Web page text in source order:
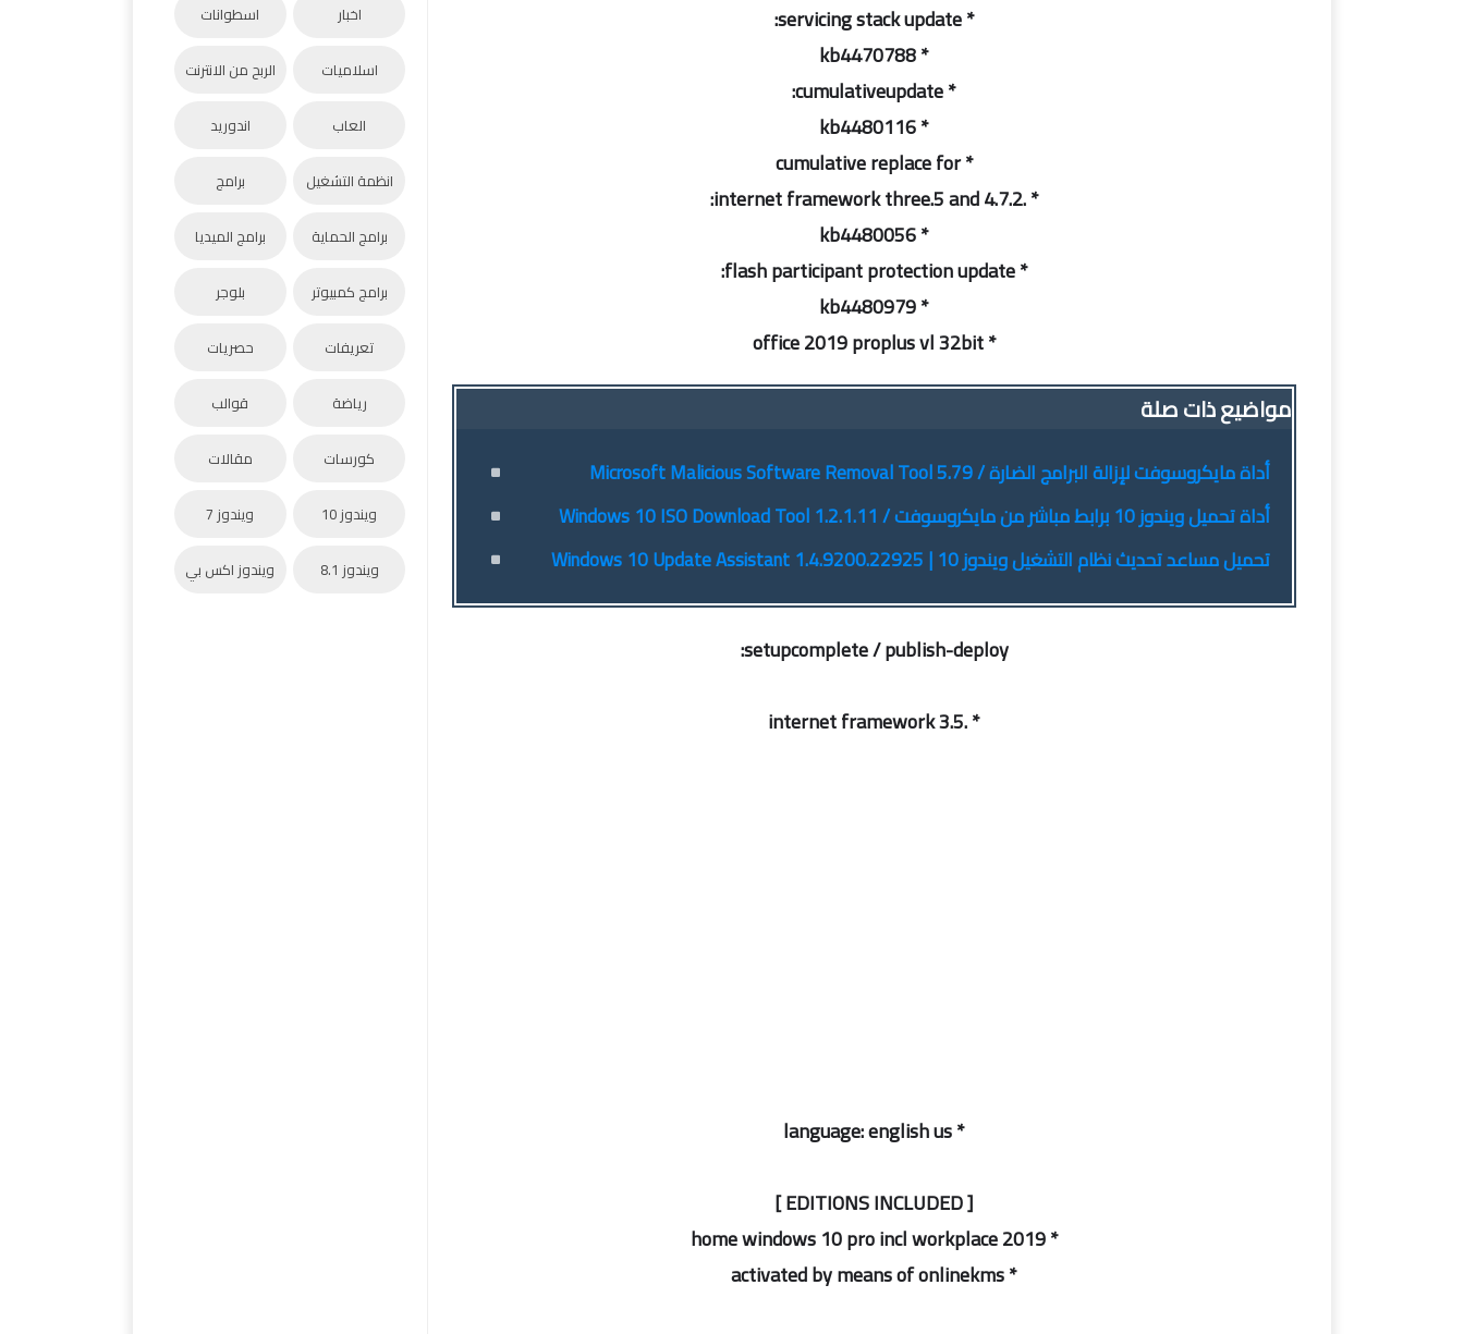
* servicing stack update:
* kb4470788
* cumulativeupdate:
* kb4480116
* cumulative replace for
* .internet framework three.5 and 4.7.2:
* kb4480056
* flash participant protection update:
* kb4480979
* office 2019 proplus vl 32bit
مواضيع ذات صلة
أداة مايكروسوفت لإزالة البرامج الضارة / Microsoft Malicious Software Removal Tool 5.79
أداة تحميل ويندوز 10 برابط مباشر من مايكروسوفت / Windows 10 ISO Download Tool 1.2.1.11
تحميل مساعد تحديث نظام التشغيل ويندوز 10 | Windows 10 Update Assistant 1.4.9200.22925
setupcomplete / publish-deploy:
* .internet framework 3.5
* language: english us
[ EDITIONS INCLUDED ]
* home windows 10 pro incl workplace 2019
* activated by means of onlinekms
اخبار اسطوانات
اسلاميات الربح من الانترنت
العاب اندوريد
انظمة التشغيل برامج
برامج الحماية برامج الميديا
برامج كمبيوتر بلوجر
تعريفات حصريات
رياضة قوالب
كورسات مقالات
ويندوز 10 ويندوز 7
ويندوز 8.1 ويندوز اكس بي